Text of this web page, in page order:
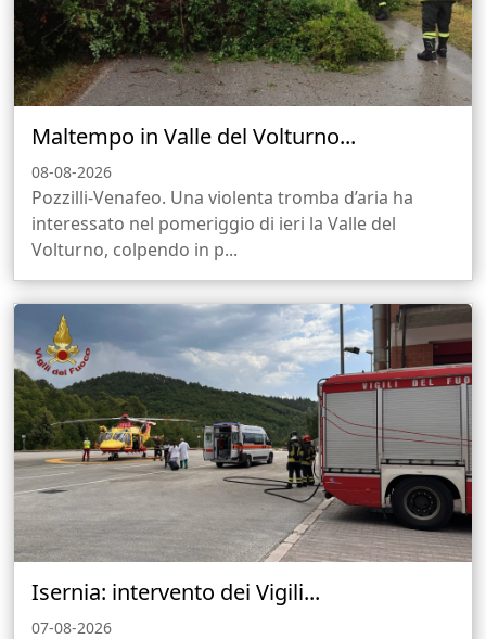
Maltempo in Valle del Volturno...
08-08-2026
Pozzilli-Venafeo. Una violenta tromba d’aria ha
interessato nel pomeriggio di ieri la Valle del
Volturno, colpendo in p...
Isernia: intervento dei Vigili...
07-08-2026